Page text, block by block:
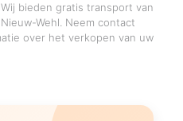
bieden gratis transport van
Wehl. Neem contact
over het verkopen van uw